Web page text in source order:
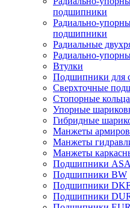
подшипники
Радиально-
подшипники
Радиальные
Радиально-
Втулки
Подшипники для
Сверхточные
Стопорные кольца
Упорные
Гибридные
Манжеты
Манжеты
Манжеты
Подшипники
Подшипники BW
Подшипники
Подшипники